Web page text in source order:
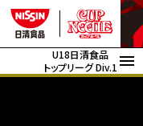
U18日清食品
トップリーグ Div.1